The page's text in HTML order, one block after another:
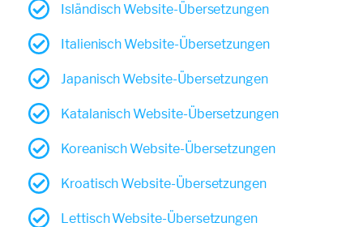
Isländisch Website-Übersetzungen
Italienisch Website-Übersetzungen
Japanisch Website-Übersetzungen
Katalanisch Website-Übersetzungen
Koreanisch Website-Übersetzungen
Kroatisch Website-Übersetzungen
Lettisch Website-Übersetzungen